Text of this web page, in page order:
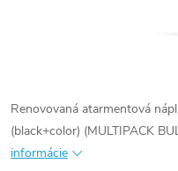
Renovovaná atarmentová
(black+color) (MULTIPACK
informácie